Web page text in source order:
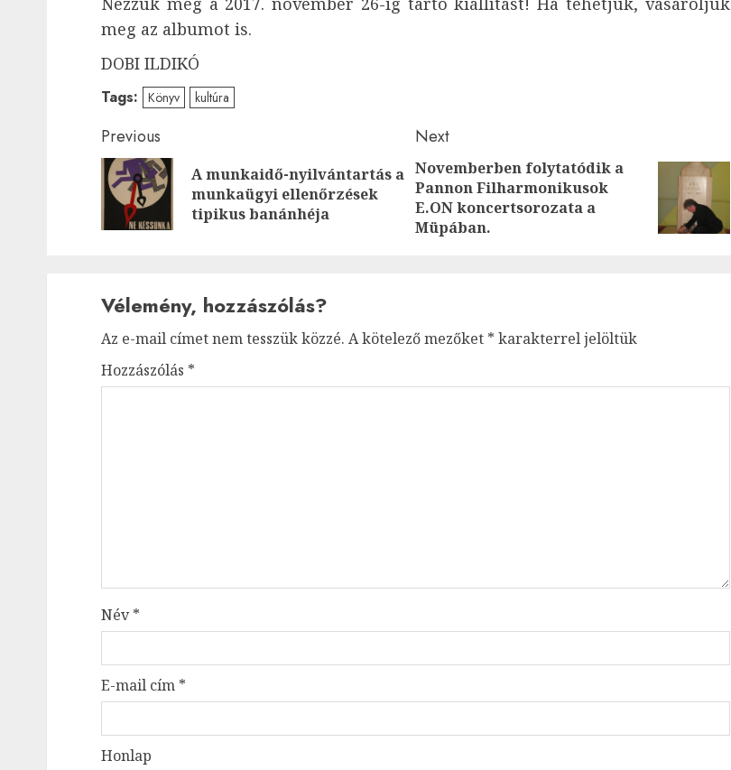
meg az albumot is.
DOBI ILDIKÓ
Tags: Könyv kultúra
Post
navigation
Previous
Previous
post:
A munkaidő-nyilvántartás a
munkaügyi ellenőrzések
tipikus banánhéja
Next
Next
post:
Novemberben folytatódik a
Pannon Filharmonikusok
E.ON koncertsorozata a
Müpában.
Vélemény, hozzászólás?
Az e-mail címet nem tesszük közzé. A kötelező mezőket * karakterrel jelöltük
Hozzászólás *
Név*
E-mail cím *
Honlap